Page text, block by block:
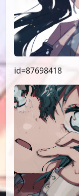
id=87698418